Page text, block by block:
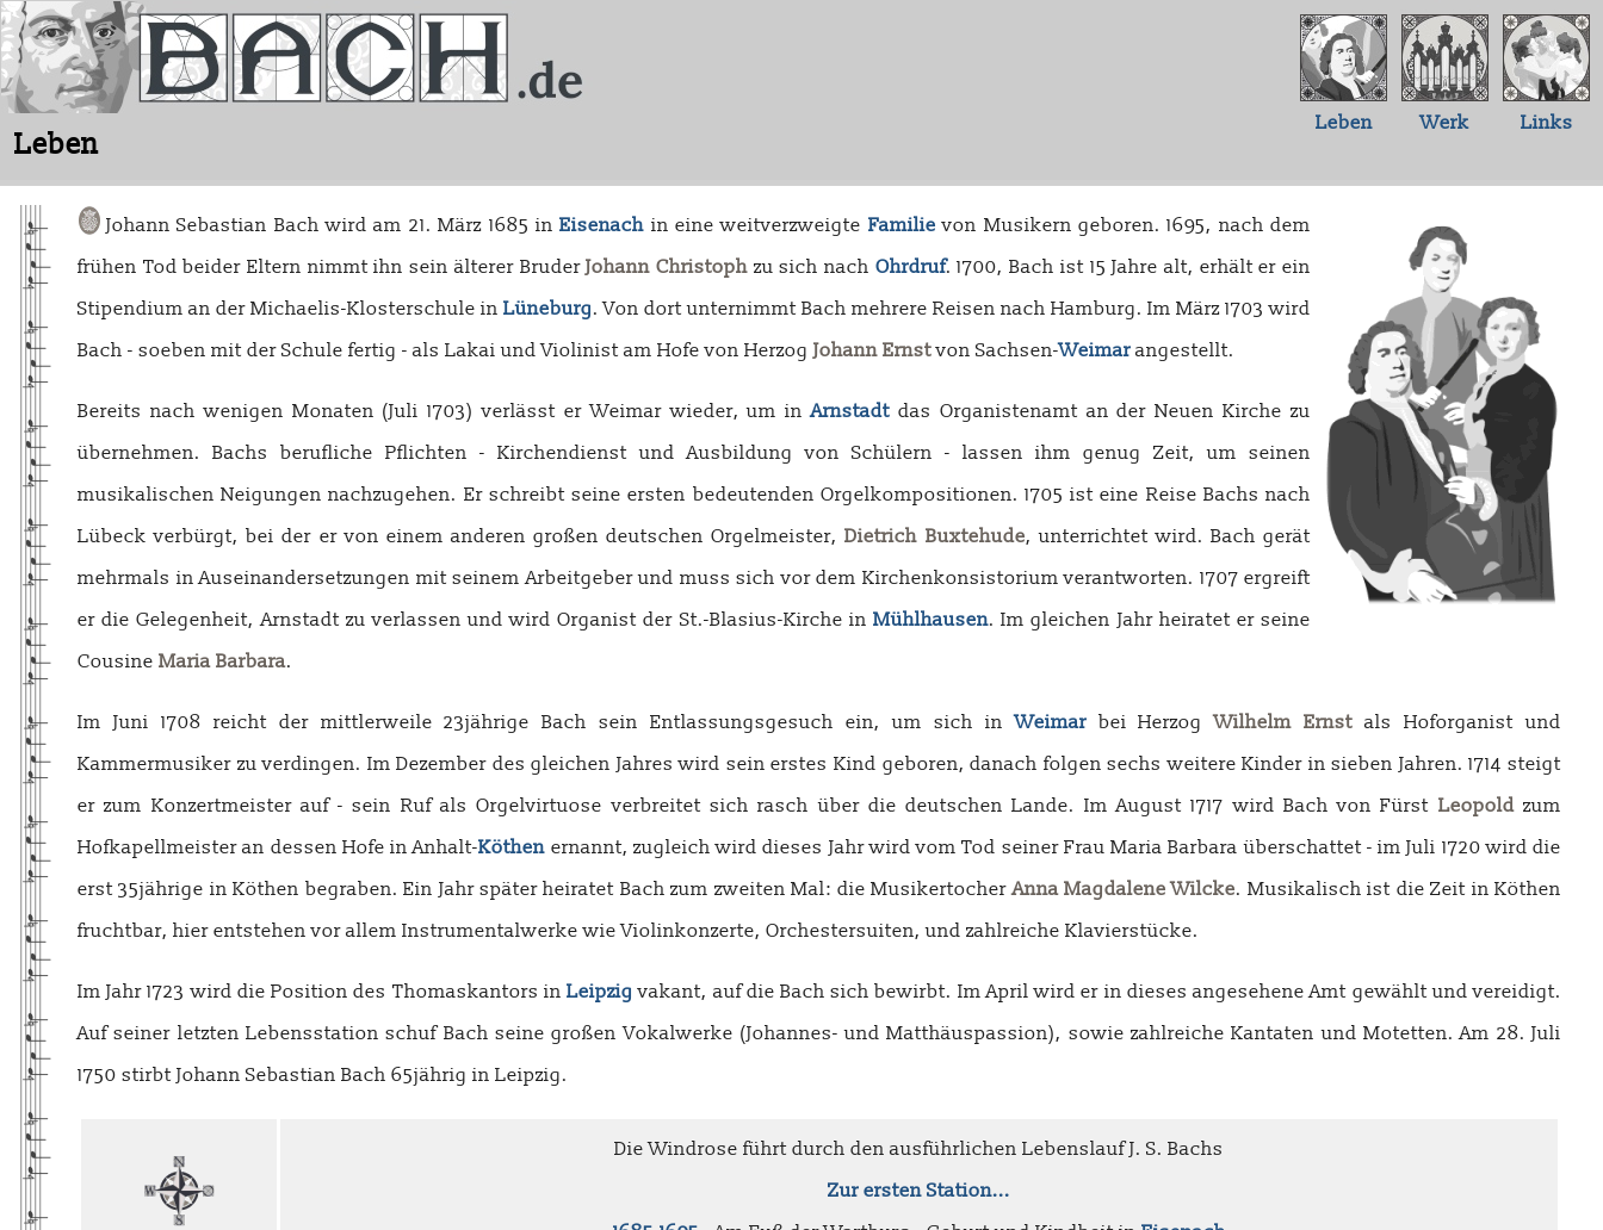
Leben
Leben Werk Links
Johann Sebastian Bach wird am 21. März 1685 inEisenach in eine weitverzweigte Familie von Musikern geboren. 1695, nach dem
frühen Tod beider Eltern nimmt ihn sein älterer BruderJohann Christophzu sich nach Ohrdruf. 1700, Bach ist 15 Jahre alt, erhält er ein
Stipendium an der Michaelis-Klosterschule in Lüneburg. Von dort unternimmt Bach mehrere Reisen nach Hamburg. Im März 1703 wird
Bach - soeben mit der Schule fertig - als Lakai und Violinist am Hofe von HerzogJohann Ernstvon Sachsen-Weimar angestellt.
Bereits nach wenigen Monaten (Juli 1703) verlässt er Weimar wieder, um inArnstadt das Organistenamt an der Neuen Kirche zu
übernehmen. Bachs berufliche Pflichten - Kirchendienst und Ausbildung von Schülern - lassen ihm genug Zeit, um seinen
musikalischen Neigungen nachzugehen. Er schreibt seine ersten bedeutenden Orgelkompositionen. 1705 ist eine Reise Bachs nach
Lübeck verbürgt, bei der er von einem anderen großen deutschen Orgelmeister,Dietrich Buxtehude, unterrichtet wird. Bach gerät
mehrmals in Auseinandersetzungen mit seinem Arbeitgeber und muss sich vor dem Kirchenkonsistorium verantworten. 1707 ergreift
er die Gelegenheit, Arnstadt zu verlassen und wird Organist der St.-Blasius-Kirche in Mühlhausen. Im gleichen Jahr heiratet er seine
Cousine Maria Barbara.
Im Juni 1708 reicht der mittlerweile 23jährige Bach sein Entlassungsgesuch ein, um sich inWeimarbei HerzogWilhelm Ernst als Hoforganist und
Kammermusiker zu verdingen. Im Dezember des gleichen Jahres wird sein erstes Kind geboren, danach folgen sechs weitere Kinder in sieben Jahren. 1714 steigt
er zum Konzertmeister auf - sein Ruf als Orgelvirtuose verbreitet sich rasch über die deutschen Lande. Im August 1717 wird Bach von Fürst Leopoldzum
Hofkapellmeister an dessen Hofe in Anhalt-Köthen ernannt, zugleich wird dieses Jahr wird vom Tod seiner Frau Maria Barbara überschattet - im Juli 1720 wird die
erst 35jährige in Köthen begraben. Ein Jahr später heiratet Bach zum zweiten Mal: die MusikertocherAnna Magdalene Wilcke. Musikalisch ist die Zeit in Köthen
fruchtbar, hier entstehen vor allem Instrumentalwerke wie Violinkonzerte, Orchestersuiten, und zahlreiche Klavierstücke.
Im Jahr 1723 wird die Position des Thomaskantors inLeipzig vakant, auf die Bach sich bewirbt. Im April wird er in dieses angesehene Amt gewählt und vereidigt.
Auf seiner letzten Lebensstation schuf Bach seine großen Vokalwerke (Johannes- und Matthäuspassion), sowie zahlreiche Kantaten und Motetten. Am 28. Juli
1750 stirbt Johann Sebastian Bach 65jährig in Leipzig.
Die Windrose führt durch den ausführlichen Lebenslauf J. S. Bachs
Zur ersten Station...